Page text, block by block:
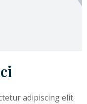
adipiscing elit.